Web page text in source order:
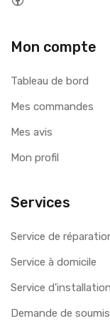
Mon compte
Tableau de bord
Mes commandes
Mes avis
Mon profil
Services
Service de
Service à domicile
Service d'installation
Demande de